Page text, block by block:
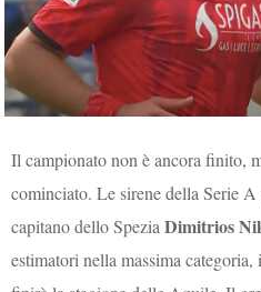
Il campionato non è ancora finito,
cominciato. Le sirene della Serie
capitano dello SpeziaDimitrios
estimatori nella massima